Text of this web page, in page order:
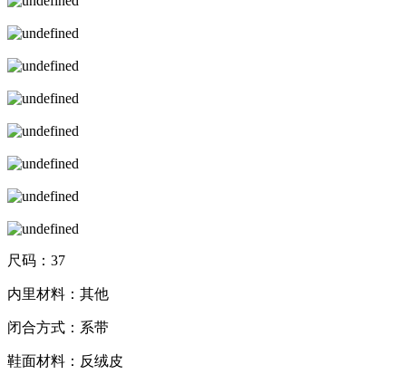
尺码：37
内里材料：其他
闭合方式：系带
鞋面材料：反绒皮